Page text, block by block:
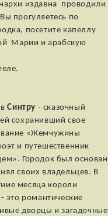
издавна проводили
прогуляетесь по
посетите капеллу
Марии и арабскую
вСинтру - сказочный
сохранивший свое
«Жемчужины
и путешественник
Городок был основан
своих владельцев. В
месяца короли
это романтические
дворцы и загадочные